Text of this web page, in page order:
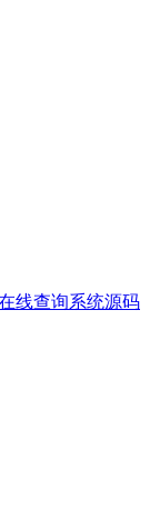
线查询系统源码